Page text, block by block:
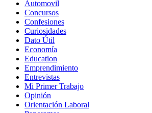
Automovil
Concursos
Confesiones
Curiosidades
Dato Útil
Economía
Education
Emprendimiento
Entrevistas
Mi Primer Trabajo
Opinión
Orientación Laboral